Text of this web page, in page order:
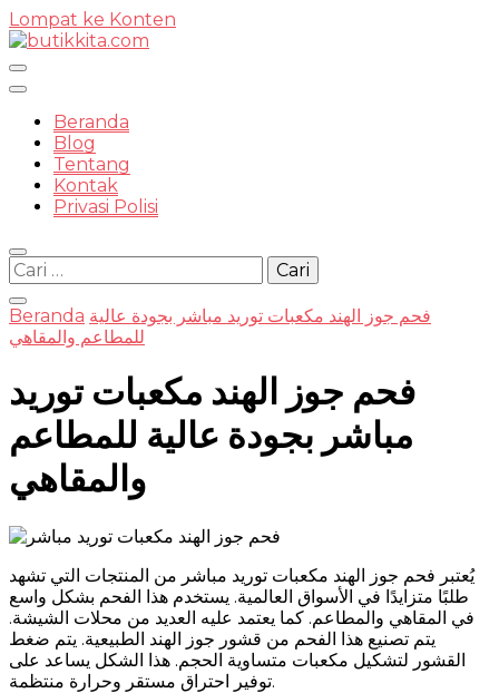
Lompat ke Konten
Beranda
Blog
Tentang
Kontak
Privasi Polisi
Cari
untuk:
Beranda فحم جوز الهند مكعبات توريد مباشر بجودة عالية
للمطاعم والمقاهي
فحم جوز الهند مكعبات توريد
مباشر بجودة عالية للمطاعم
والمقاهي
يُعتبر فحم جوز الهند مكعبات توريد مباشر من المنتجات التي تشهد
طلبًا متزايدًا في الأسواق العالمية. يستخدم هذا الفحم بشكل واسع
في المقاهي والمطاعم. كما يعتمد عليه العديد من محلات الشيشة.
يتم تصنيع هذا الفحم من قشور جوز الهند الطبيعية. يتم ضغط
القشور لتشكيل مكعبات متساوية الحجم. هذا الشكل يساعد على
توفير احتراق مستقر وحرارة منتظمة.